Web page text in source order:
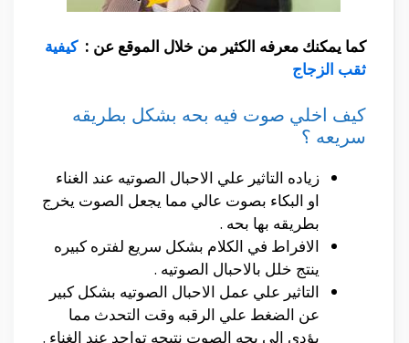
كما يمكنك معرفه الكثير من خلال الموقع عن :كيفية
ثقب الزجاج
كيف اخلي صوت فيه بحه بشكل بطريقه
سريعه ؟
زياده التاثير علي الاحبال الصوتيه عند الغناء
او البكاء بصوت عالي مما يجعل الصوت يخرج
بطريقه بها بحه .
الافراط في الكلام بشكل سريع لفتره كبيره
ينتج خلل بالاحبال الصوتيه .
التاثير علي عمل الاحبال الصوتيه بشكل كبير
عن الضغط علي الرقبه وقت التحدث مما
يؤدي الي بحه الصوت نتيجه تواجد عند الغناء .